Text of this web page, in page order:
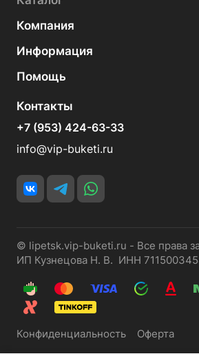
Компания
Информация
Помощь
Контакты
+7 (953) 424-63-33
info@vip-buketi.ru
© lipetsk.vip-buketi.ru - Все права
ИП Кузнецова Н. В. ИНН
Конфиденциальность Оферта